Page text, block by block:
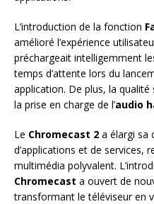
L’introduction de la fonction
amélioré l’expérience
préchargeait intelligemment
temps d’attente lors du
application. De plus, la
la prise en charge de l’audio
Le Chromecast 2 a élargi sa
d’applications et de services,
multimédia polyvalent.
Chromecast a ouvert de
transformant le téléviseur en